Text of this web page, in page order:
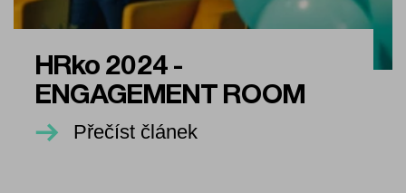
HRko 2024 -
ENGAGEMENT ROOM
Přečíst článek